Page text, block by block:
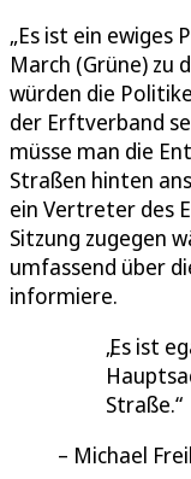
„Es ist ein ewiges
March (Grüne) zu
würden die
der Erftverband
müsse man die
Straßen hinten
ein Vertreter des
Sitzung zugegen
umfassend über
informiere.
Es ist
Straße.
Michael